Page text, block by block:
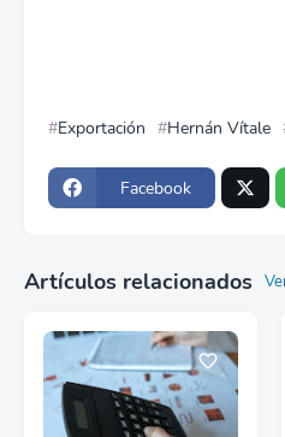
Exportación Hernán Vítale
Facebook
Artículos relacionados